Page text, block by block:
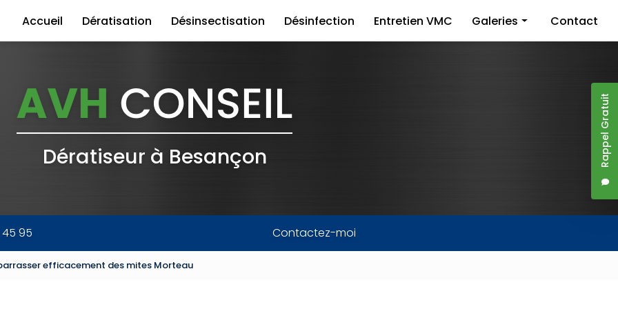
Rappel Gratuit
Accueil
Dératisation Désinsectisation Désinfection Entretien VMC Galeries Contact
Dératiseur à Besançon
45 95 Contactez-moi
efficacement des mites Morteau